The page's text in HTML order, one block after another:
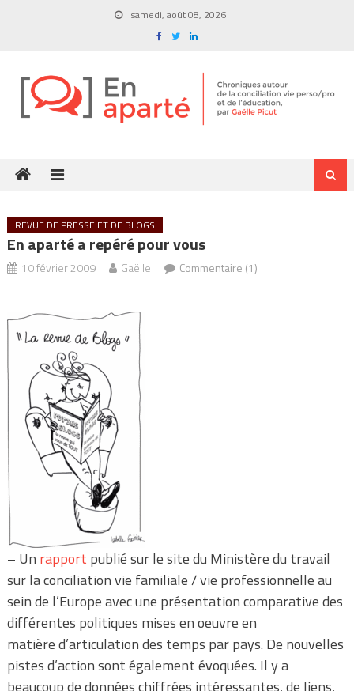
samedi, août 08, 2026
REVUE DE PRESSE ET DE BLOGS
En aparté a repéré pour vous
10 février 2009 Gaëlle Commentaire (1)
– Un rapport publié sur le site du Ministère du travail
sur la conciliation vie familiale / vie professionnelle au
sein de l’Europe avec une présentation comparative des
différentes politiques mises en oeuvre en
matière d’articulation des temps par pays. De nouvelles
pistes d’action sont également évoquées. Il y a
beaucoup de données chiffrées intéressantes, de liens,